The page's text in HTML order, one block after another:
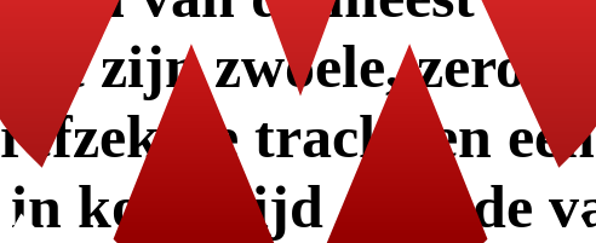
zijn zwoele,
tracks en
korte tijd de code